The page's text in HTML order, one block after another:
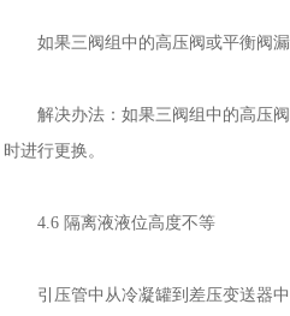
如果三阀组中的高压阀或平衡阀漏
解决办法：如果三阀组中的高压阀
时进行更换。
4.6 隔离液液位高度不等
引压管中从冷凝罐到差压变送器中